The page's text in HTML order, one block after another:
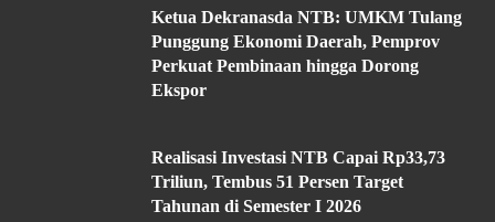
Ketua Dekranasda NTB: UMKM Tulang
Punggung Ekonomi Daerah, Pemprov
Perkuat Pembinaan hingga Dorong
Ekspor
Realisasi Investasi NTB Capai Rp33,73
Triliun, Tembus 51 Persen Target
Tahunan di Semester I 2026